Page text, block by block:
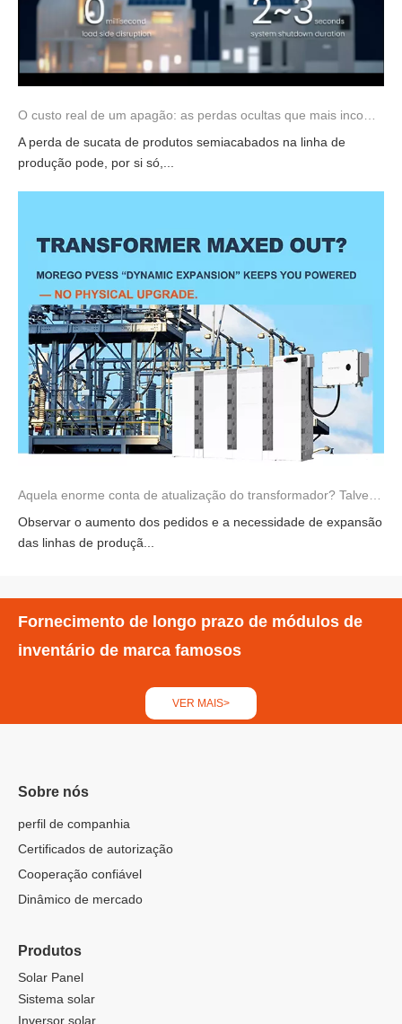
O custo real de um apagão: as perdas ocultas que mais incomodam
A perda de sucata de produtos semiacabados na linha de
produção pode, por si só,...
Aquela enorme conta de atualização do transformador? Talvez você não precise pagar.
Observar o aumento dos pedidos e a necessidade de expansão
das linhas de produçã...
Fornecimento de longo prazo de módulos de
inventário de marca famosos
VER MAIS>
Sobre nós
perfil de companhia
Certificados de autorização
Cooperação confiável
Dinâmico de mercado
Produtos
Solar Panel
Sistema solar
Inversor solar